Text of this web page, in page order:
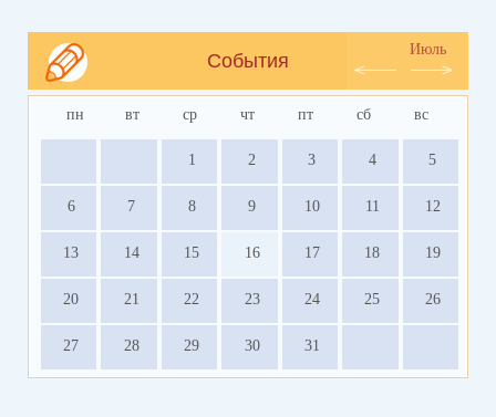
События
Июль
пн вт ср чт пт сб вс
1 2 3 4 5
6 7 8 9 10 11 12
13 14 15 16 17 18 19
20 21 22 23 24 25 26
27 28 29 30 31